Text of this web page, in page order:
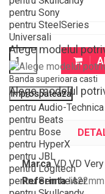
pentru Sony
pentru SteelSeries
Universali
Alege modelul
Banda superioara casti
Alege modelul
pentru Audio-Technica
pentru Beats
pentru Bose
pentru HyperX
pentru JBL
pentru Logitech
pentru Sennheiser
Marca VD VD
Referinta IA22mm